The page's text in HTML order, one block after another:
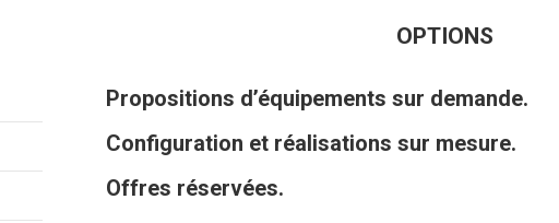
OPTIONS
Propositions d’équipements sur demande.
Configuration et réalisations sur mesure.
Offres réservées.